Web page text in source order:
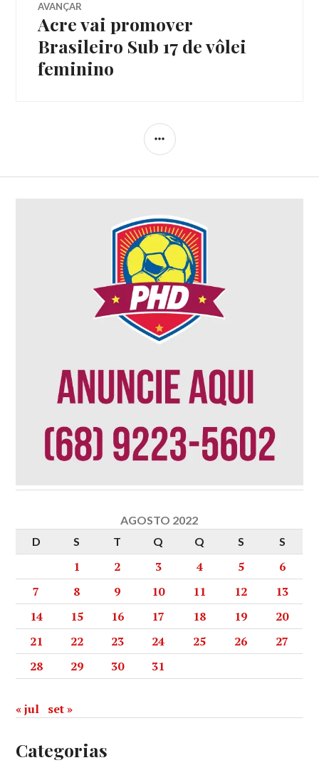
AVANÇAR
Acre vai promover
Brasileiro Sub 17 de vôlei
feminino
AGOSTO 2022
D
S T Q Q S S
1 2 3 4 5
6
7
8 9 10 11 12
13
14
15 16 17 18 19
20
21
22 23 24 25 26
27
28
29 30 31
« jul set »
Categorias